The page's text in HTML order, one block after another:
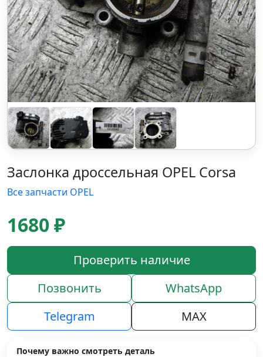
Заслонка дроссельная OPEL Corsa
Все запчасти OPEL
1680 ₽
Проверить наличие
Позвонить
WhatsApp
Telegram
MAX
Почему важно смотреть деталь